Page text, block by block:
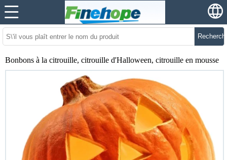
Bonbons à la citrouille, citrouille d'Halloween, citrouille en mousse